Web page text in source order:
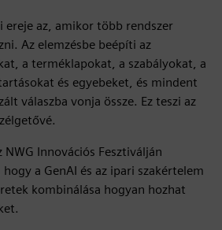
ereje az, amikor több rendszer
Az elemzésbe beépíti az
a terméklapokat, a szabályokat, a
és egyebeket, és mindent
válaszba vonja össze. Ez teszi az
NWG Innovációs Fesztiválján
a GenAI és az ipari szakértelem
kombinálása hogyan hozhat